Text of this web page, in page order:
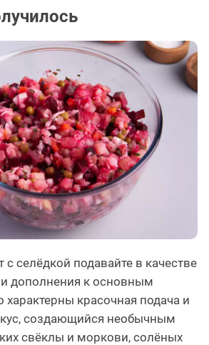
с селёдкой подавайте в качестве
дополнения к основным
красочная подача и
создающийся необычным
свёклы и моркови, солёных